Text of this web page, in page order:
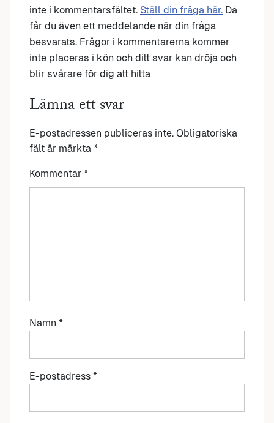
inte i kommentarsfältet. Ställ din fråga här. Då
får du även ett meddelande när din fråga
besvarats. Frågor i kommentarerna kommer
inte placeras i kön och ditt svar kan dröja och
blir svårare för dig att hitta
Lämna ett svar
E-postadressen publiceras inte. Obligatoriska
fält är märkta *
Kommentar *
Namn *
E-postadress *